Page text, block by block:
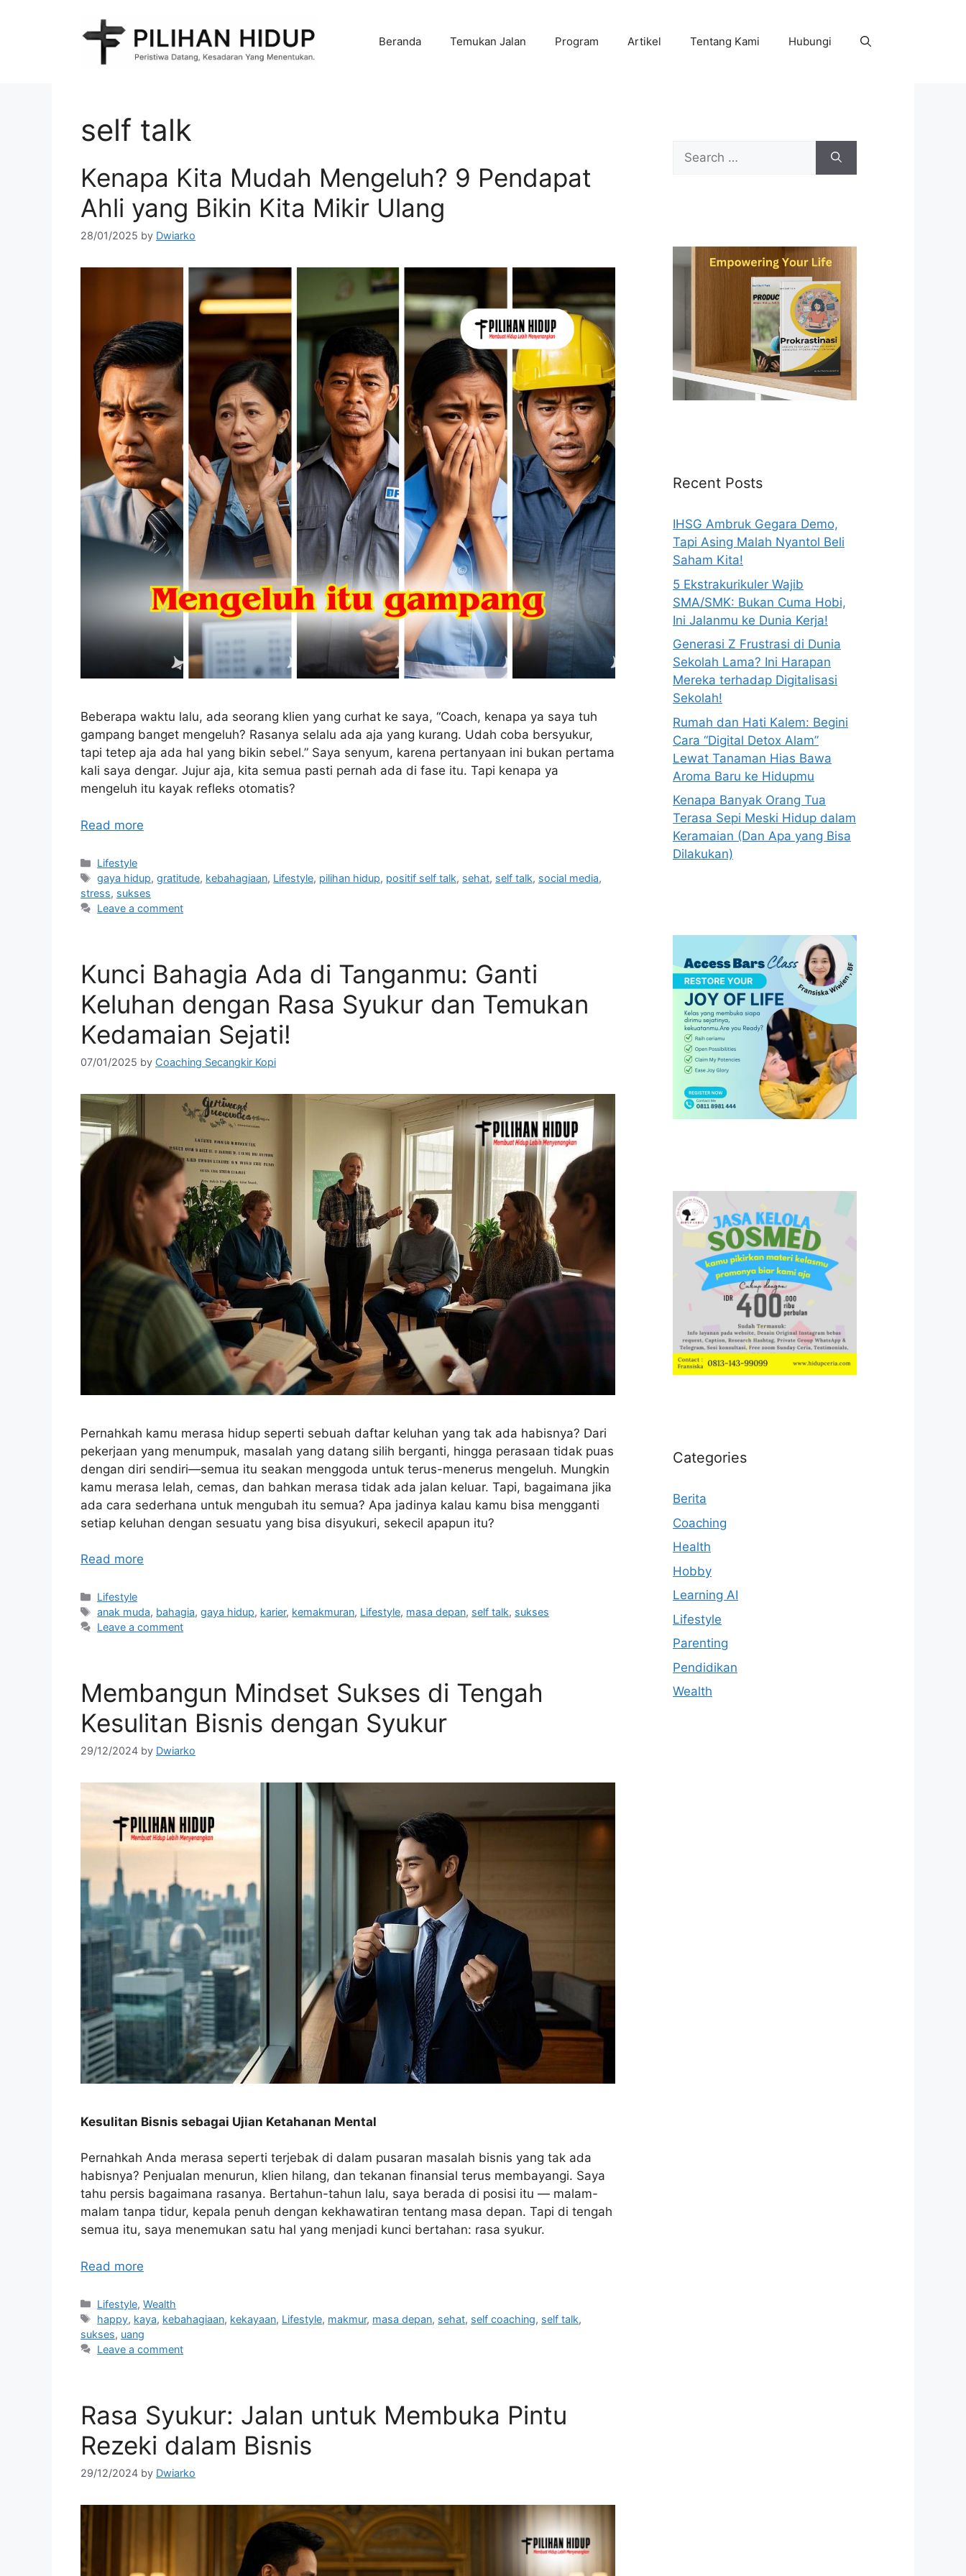
Beranda Temukan Jalan Program Artikel Tentang Kami Hubungi
self talk
Kenapa Kita Mudah Mengeluh? 9 Pendapat
Ahli yang Bikin Kita Mikir Ulang
28/01/2025 by Dwiarko
Beberapa waktu lalu, ada seorang klien yang curhat ke saya, “Coach, kenapa ya saya tuh
gampang banget mengeluh? Rasanya selalu ada aja yang kurang. Udah coba bersyukur,
tapi tetep aja ada hal yang bikin sebel.” Saya senyum, karena pertanyaan ini bukan pertama
kali saya dengar. Jujur aja, kita semua pasti pernah ada di fase itu. Tapi kenapa ya
mengeluh itu kayak refleks otomatis?
Read more
Categories
Lifestyle
Tags
gaya hidup,gratitude, kebahagiaan, Lifestyle, pilihan hidup, positif self talk, sehat, self talk, social media,
stress, sukses
Leave a comment
Kunci Bahagia Ada di Tanganmu: Ganti
Keluhan dengan Rasa Syukur dan Temukan
Kedamaian Sejati!
07/01/2025 by Coaching Secangkir Kopi
Pernahkah kamu merasa hidup seperti sebuah daftar keluhan yang tak ada habisnya? Dari
pekerjaan yang menumpuk, masalah yang datang silih berganti, hingga perasaan tidak puas
dengan diri sendiri—semua itu seakan menggoda untuk terus-menerus mengeluh. Mungkin
kamu merasa lelah, cemas, dan bahkan merasa tidak ada jalan keluar. Tapi, bagaimana jika
ada cara sederhana untuk mengubah itu semua? Apa jadinya kalau kamu bisa mengganti
setiap keluhan dengan sesuatu yang bisa disyukuri, sekecil apapun itu?
Read more
Categories
Lifestyle
Tags
anak muda, bahagia,gaya hidup, karier, kemakmuran, Lifestyle, masa depan, self talk, sukses
Leave a comment
Membangun Mindset Sukses di Tengah
Kesulitan Bisnis dengan Syukur
29/12/2024 by Dwiarko
Kesulitan Bisnis sebagai Ujian Ketahanan Mental
Pernahkah Anda merasa seperti terjebak di dalam pusaran masalah bisnis yang tak ada
habisnya? Penjualan menurun, klien hilang, dan tekanan finansial terus membayangi. Saya
tahu persis bagaimana rasanya. Bertahun-tahun lalu, saya berada di posisi itu — malam-
malam tanpa tidur, kepala penuh dengan kekhawatiran tentang masa depan. Tapi di tengah
semua itu, saya menemukan satu hal yang menjadi kunci bertahan: rasa syukur.
Read more
Categories
Lifestyle,Wealth
Tags
happy, kaya, kebahagiaan, kekayaan, Lifestyle, makmur, masa depan, sehat, self coaching, self talk,
sukses, uang
Leave a comment
Rasa Syukur: Jalan untuk Membuka Pintu
Rezeki dalam Bisnis
29/12/2024 by Dwiarko
for:
Recent Posts
IHSG Ambruk Gegara Demo,
Tapi Asing Malah Nyantol Beli
Saham Kita!
5 Ekstrakurikuler Wajib
SMA/SMK: Bukan Cuma Hobi,
Ini Jalanmu ke Dunia Kerja!
Generasi Z Frustrasi di Dunia
Sekolah Lama? Ini Harapan
Mereka terhadap Digitalisasi
Sekolah!
Rumah dan Hati Kalem: Begini
Cara “Digital Detox Alam”
Lewat Tanaman Hias Bawa
Aroma Baru ke Hidupmu
Kenapa Banyak Orang Tua
Terasa Sepi Meski Hidup dalam
Keramaian (Dan Apa yang Bisa
Dilakukan)
Categories
Berita
Coaching
Health
Hobby
Learning AI
Lifestyle
Parenting
Pendidikan
Wealth